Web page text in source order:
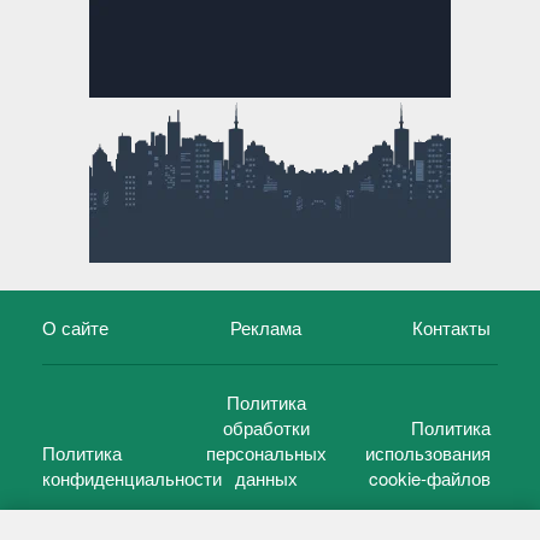
О сайте Реклама Контакты
Политика
конфиденциальности
Политика
обработки
персональных
данных
Политика
использования
cookie-файлов